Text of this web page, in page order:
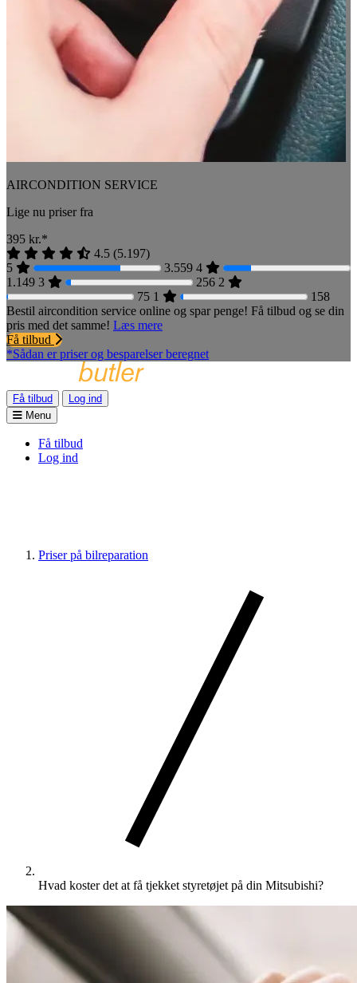
AIRCONDITION SERVICE
Lige nu priser fra
395 kr.*
4.5 (5.197)
5
3.559 4
1.149 3 256 2
75 1
158
Bestil aircondition service online og spar penge! Få tilbud og se din
pris med det samme! Læs mere
Få tilbud
*Sådan er priser og besparelser beregnet
Få tilbud
Log ind
Menu
Få tilbud
Log ind
Priser på bilreparation
Hvad koster det at få tjekket styretøjet på din Mitsubishi?